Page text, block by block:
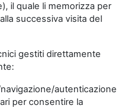
il quale li memorizza per
successiva visita del
gestiti direttamente
autenticazione
per consentire la